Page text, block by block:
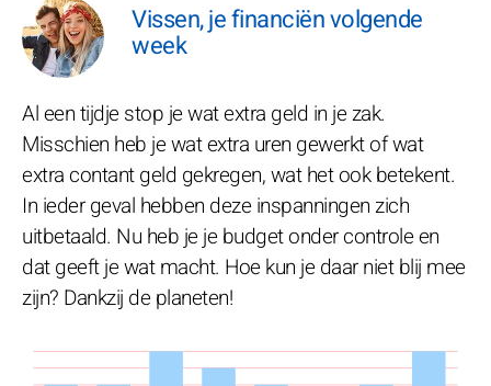
Vissen, je financiën volgende
week
Al een tijdje stop je wat extra geld in je zak.
Misschien heb je wat extra uren gewerkt of wat
extra contant geld gekregen, wat het ook betekent.
In ieder geval hebben deze inspanningen zich
uitbetaald. Nu heb je je budget onder controle en
dat geeft je wat macht. Hoe kun je daar niet blij mee
zijn? Dankzij de planeten!